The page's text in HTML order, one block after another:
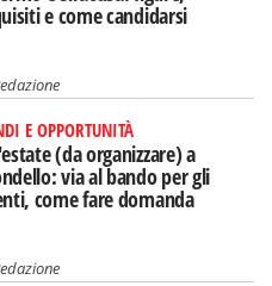
e come candidarsi
E OPPORTUNITÀ
(da organizzare) a
via al bando per gli
come fare domanda